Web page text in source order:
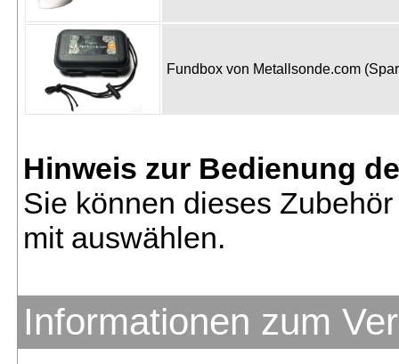
Fundbox von Metallsonde.com
Hinweis zur Bedienung
Sie können dieses
mit auswählen.
Informationen zum